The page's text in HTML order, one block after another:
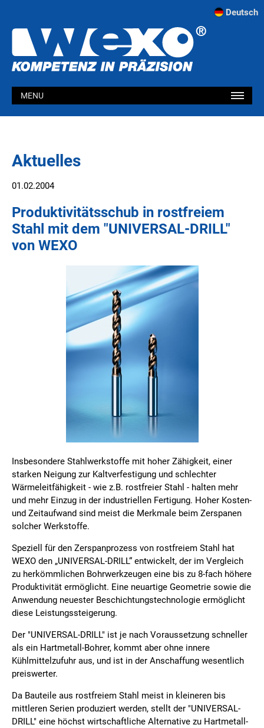
Deutsch
MENU
Aktuelles
01.02.2004
Produktivitätsschub in rostfreiem
Stahl mit dem "UNIVERSAL-DRILL"
von WEXO
Insbesondere Stahlwerkstoffe mit hoher Zähigkeit, einer
starken Neigung zur Kaltverfestigung und schlechter
Wärmeleitfähigkeit - wie z.B. rostfreier Stahl - halten mehr
und mehr Einzug in der industriellen Fertigung. Hoher Kosten-
und Zeitaufwand sind meist die Merkmale beim Zerspanen
solcher Werkstoffe.
Speziell für den Zerspanprozess von rostfreiem Stahl hat
WEXO den „UNIVERSAL-DRILL“ entwickelt, der im Vergleich
zu herkömmlichen Bohrwerkzeugen eine bis zu 8-fach höhere
Produktivität ermöglicht. Eine neuartige Geometrie sowie die
Anwendung neuester Beschichtungstechnologie ermöglicht
diese Leistungssteigerung.
Der "UNIVERSAL-DRILL" ist je nach Voraussetzung schneller
als ein Hartmetall-Bohrer, kommt aber ohne innere
Kühlmittelzufuhr aus, und ist in der Anschaffung wesentlich
preiswerter.
Da Bauteile aus rostfreiem Stahl meist in kleineren bis
mittleren Serien produziert werden, stellt der "UNIVERSAL-
DRILL" eine höchst wirtschaftliche Alternative zu Hartmetall-